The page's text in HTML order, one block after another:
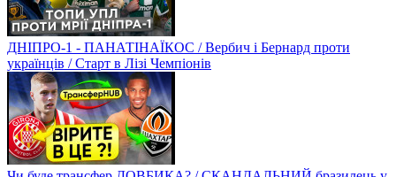
ДНІПРО-1 - ПАНАТІНАЇКОС / Вербич і Бернард проти
українців / Старт в Лізі Чемпіонів